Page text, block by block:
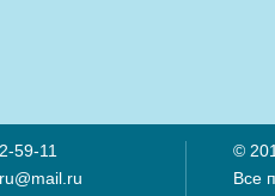
59-11
©
Все